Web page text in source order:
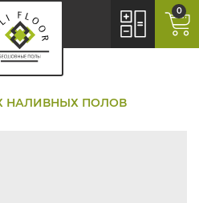
0
НАЛИВНЫХ ПОЛОВ